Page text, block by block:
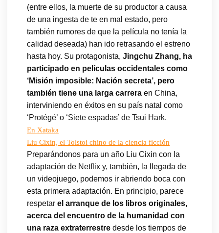
(entre ellos, la muerte de su productor a causa
de una ingesta de te en mal estado, pero
también rumores de que la película no tenía la
calidad deseada) han ido retrasando el estreno
hasta hoy. Su protagonista, Jingchu Zhang, ha
participado en películas occidentales como
‘Misión imposible: Nación secreta’, pero
también tiene una larga carrera en China,
interviniendo en éxitos en su país natal como
‘Protégé’ o ‘Siete espadas’ de Tsui Hark.
En Xataka
Liu Cixin, el Tolstoi chino de la ciencia ficción
Preparándonos para un año Liu Cixin con la
adaptación de Netflix y, también, la llegada de
un videojuego, podemos ir abriendo boca con
esta primera adaptación. En principio, parece
respetar el arranque de los libros originales,
acerca del encuentro de la humanidad con
una raza extraterrestre desde los tiempos de